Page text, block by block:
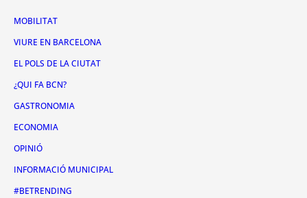
MOBILITAT
VIURE EN BARCELONA
EL POLS DE LA CIUTAT
¿QUI FA BCN?
GASTRONOMIA
ECONOMIA
OPINIÓ
INFORMACIÓ MUNICIPAL
#BETRENDING